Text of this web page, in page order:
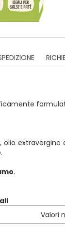
extravergine
.
Valori